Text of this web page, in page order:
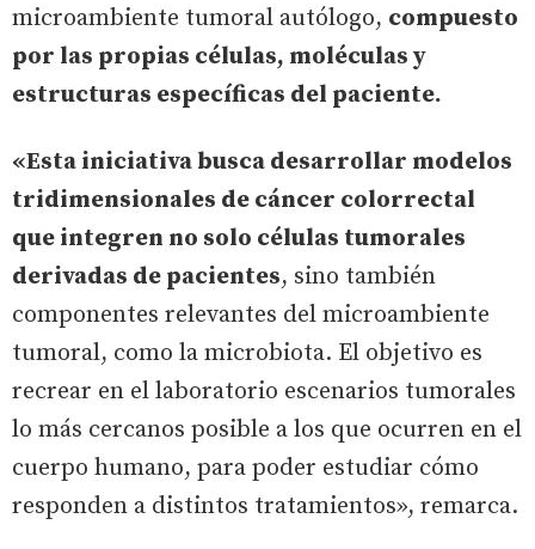
microambiente tumoral autólogo, compuesto
por las propias células, moléculas y
estructuras específicas del paciente.
«Esta iniciativa busca desarrollar modelos
tridimensionales de cáncer colorrectal
que integren no solo células tumorales
derivadas de pacientes, sino también
componentes relevantes del microambiente
tumoral, como la microbiota. El objetivo es
recrear en el laboratorio escenarios tumorales
lo más cercanos posible a los que ocurren en el
cuerpo humano, para poder estudiar cómo
responden a distintos tratamientos», remarca.